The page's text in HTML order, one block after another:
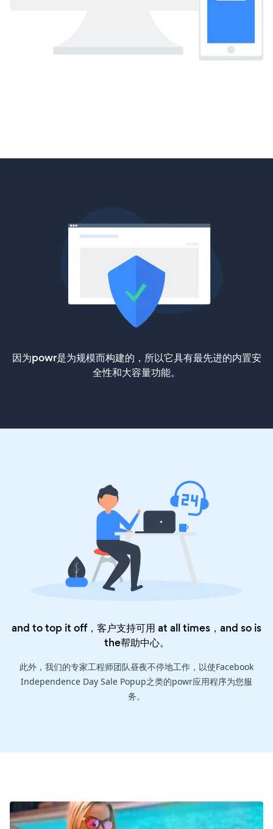
因为powr是为规模而构建的，所以它具有最先进的内置安
全性和大容量功能。
and to top it off，客户支持可用 at all times，and so is
the帮助中心。
此外，我们的专家工程师团队昼夜不停地工作，以使Facebook
Independence Day Sale Popup之类的powr应用程序为您服
务。